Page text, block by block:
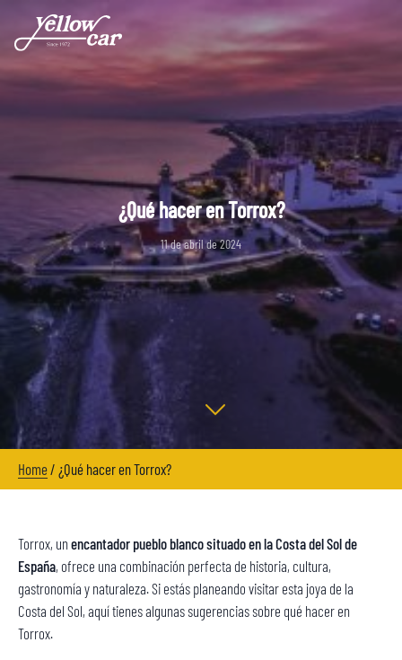
¿Qué hacer en Torrox?
11 de abril de 2024
Home/ ¿Qué hacer en Torrox?
Torrox, un encantador pueblo blanco situado en la Costa del Sol de
España, ofrece una combinación perfecta de historia, cultura,
gastronomía y naturaleza. Si estás planeando visitar esta joya de la
Costa del Sol, aquí tienes algunas sugerencias sobre qué hacer en
Torrox.